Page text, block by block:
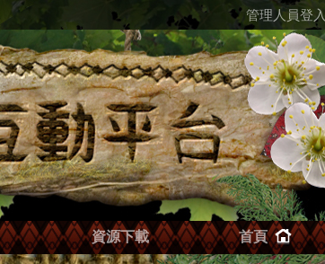
管理人員登入
資源下載 首頁